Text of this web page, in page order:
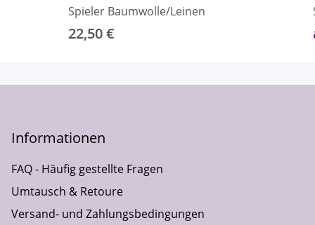
Spieler Baumwolle/Leinen
22,50 €
Informationen
FAQ - Häufig gestellte Fragen
Umtausch & Retoure
Versand- und Zahlungsbedingungen